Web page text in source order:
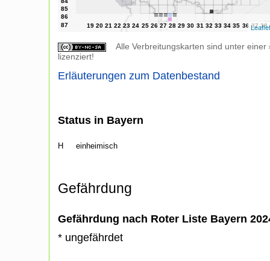
Leaflet
Alle Verbreitungskarten sind unter einer
lizenziert!
Erläuterungen zum Datenbestand
Status in Bayern
H einheimisch
Gefährdung
Gefährdung nach Roter Liste Bayern
* ungefährdet